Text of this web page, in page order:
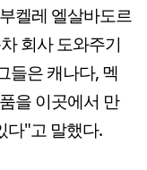
켈레 엘살바도르
회사 도와주기
들은 캐나다, 멕
을 이곳에서 만
다"고 말했다.